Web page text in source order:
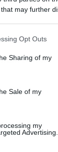
that may further
Opt Outs
Sharing of my
Sale of my
my
Advertising.
Różne
Typ ceny
Program,
o
z
C780n, C782dn,